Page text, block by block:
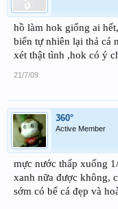
hồ làm hok giống ai
biển tự nhiên lại thả cá
xét thật tình ,hok có ý
21/7/09
360°
Active Member
mực nước thấp xuống
xanh nữa được không,
sớm có bể cá đẹp và